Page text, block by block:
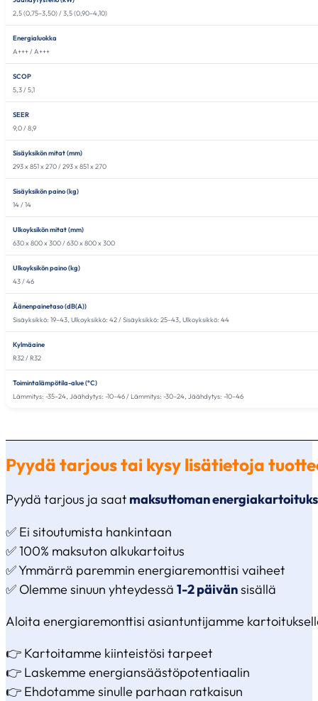
2,5 (0,75–3,50) / 3,5 (0,90–4,10)
Energialuokka
A+++ / A+++
SCOP
5,3 / 5,1
SEER
9,0 / 8,9
Sisäyksikön mitat (mm)
293 x 851 x 270 / 293 x 851 x 270
Sisäyksikön paino (kg)
14 / 14
Ulkoyksikön mitat (mm)
630 x 800 x 300 / 630 x 800 x 300
Ulkoyksikön paino (kg)
43 / 46
Äänenpainetaso (dB(A))
Sisäyksikkö: 19–43, Ulkoyksikkö: 42 / Sisäyksikkö: 25–43, Ulkoyksikkö: 44
Kylmäaine
R32 / R32
Toimintalämpötila-alue (°C)
Lämmitys: -35–24, Jäähdytys: -10–46 / Lämmitys: -30–24, Jäähdytys: -10–46
Pyydä tarjous tai kysy lisätietoja
Pyydä tarjous ja saat maksuttoman
✅ Ei sitoutumista hankintaan
✅ 100% maksuton alkukartoitus
✅ Ymmärrä paremmin energiaremonttisi vaiheet
✅ Olemme sinuun yhteydessä 1-2 päivänsisällä
Aloita energiaremonttisi asiantuntijamme
👉 Kartoitamme kiinteistösi tarpeet
👉 Laskemme energiansäästöpotentiaalin
👉 Ehdotamme sinulle parhaan ratkaisun